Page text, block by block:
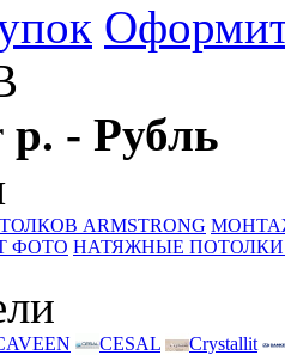
р. - Рубль
ARMSTRONG
ФОТО НАТЯЖНЫЕ ПОТОЛКИ
CESAL
Crystallit